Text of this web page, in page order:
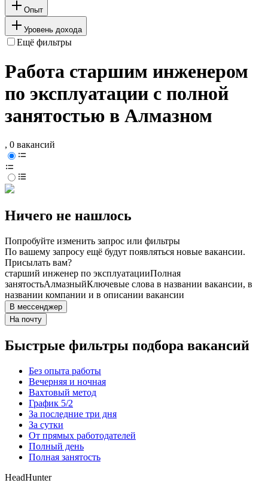
Опыт
Уровень дохода
Ещё фильтры
Работа старшим инженером
по эксплуатации с полной
занятостью в Алмазном
, 0 вакансий
Ничего не нашлось
Попробуйте изменить запрос или фильтры
По вашему запросу ещё будут появляться новые вакансии.
Присылать вам?
старший инженер по эксплуатацииПолная
занятостьАлмазныйКлючевые слова в названии вакансии, в
названии компании и в описании вакансии
В мессенджер
На почту
Быстрые фильтры подбора вакансий
Без опыта работы
Вечерняя и ночная
Вахтовый метод
График 5/2
За последние три дня
За сутки
От прямых работодателей
Полный день
Полная занятость
HeadHunter